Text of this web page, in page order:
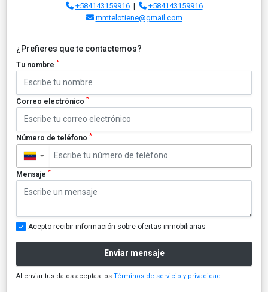
+584143159916|
+584143159916
mmtelotiene@gmail.com
¿Prefieres que te contactemos?
Tu nombre *
Correo electrónico *
Número de teléfono *
▼
Mensaje *
Acepto recibir información sobre ofertas inmobiliarias
Enviar mensaje
Al enviar tus datos aceptas los Términos de servicio y privacidad